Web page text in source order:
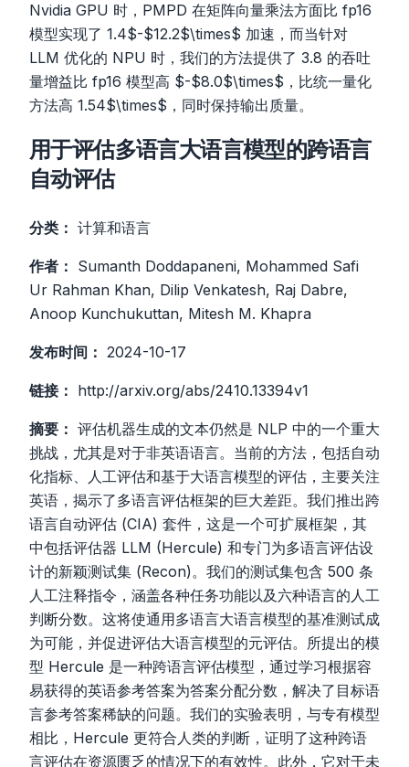
Nvidia GPU 时，PMPD 在矩阵向量乘法方面比 fp16
模型实现了 1.4$-$12.2$\times$ 加速，而当针对
LLM 优化的 NPU 时，我们的方法提供了 3.8 的吞吐
量增益比 fp16 模型高 $-$8.0$\times$，比统一量化
方法高 1.54$\times$，同时保持输出质量。
用于评估多语言大语言模型的跨语言
自动评估
分类： 计算和语言
作者： Sumanth Doddapaneni, Mohammed Safi
Ur Rahman Khan, Dilip Venkatesh, Raj Dabre,
Anoop Kunchukuttan, Mitesh M. Khapra
发布时间： 2024-10-17
链接： http://arxiv.org/abs/2410.13394v1
摘要： 评估机器生成的文本仍然是 NLP 中的一个重大
挑战，尤其是对于非英语语言。当前的方法，包括自动
化指标、人工评估和基于大语言模型的评估，主要关注
英语，揭示了多语言评估框架的巨大差距。我们推出跨
语言自动评估 (CIA) 套件，这是一个可扩展框架，其
中包括评估器 LLM (Hercule) 和专门为多语言评估设
计的新颖测试集 (Recon)。我们的测试集包含 500 条
人工注释指令，涵盖各种任务功能以及六种语言的人工
判断分数。这将使通用多语言大语言模型的基准测试成
为可能，并促进评估大语言模型的元评估。所提出的模
型 Hercule 是一种跨语言评估模型，通过学习根据容
易获得的英语参考答案为答案分配分数，解决了目标语
言参考答案稀缺的问题。我们的实验表明，与专有模型
相比，Hercule 更符合人类的判断，证明了这种跨语
言评估在资源匮乏的情况下的有效性。此外，它对于未